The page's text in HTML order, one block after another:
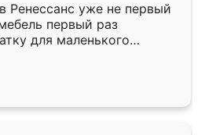
Ренессанс уже не первый
первый раз
для маленького
рождении ,во второй раз
По качеству очень
быстрая,